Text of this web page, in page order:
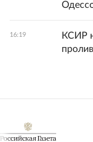
16:19
КСИР